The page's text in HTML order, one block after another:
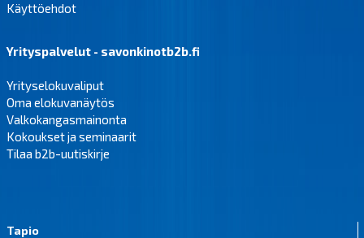
Käyttöehdot
Yrityspalvelut - savonkinotb2b.fi
Yrityselokuvaliput
Oma elokuvanäytös
Valkokangasmainonta
Kokoukset ja seminaarit
Tilaa b2b-uutiskirje
Tapio